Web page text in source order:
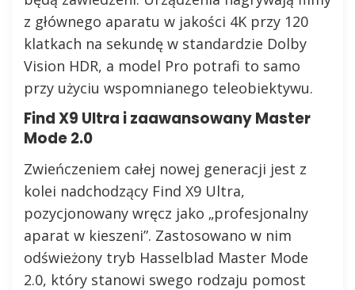
z głównego aparatu w jakości 4K przy 120
klatkach na sekundę w standardzie Dolby
Vision HDR, a model Pro potrafi to samo
przy użyciu wspomnianego teleobiektywu.
Find X9 Ultra i zaawansowany Master
Mode 2.0
Zwieńczeniem całej nowej generacji jest z
kolei nadchodzący Find X9 Ultra,
pozycjonowany wręcz jako „profesjonalny
aparat w kieszeni”. Zastosowano w nim
odświeżony tryb Hasselblad Master Mode
2.0, który stanowi swego rodzaju pomost